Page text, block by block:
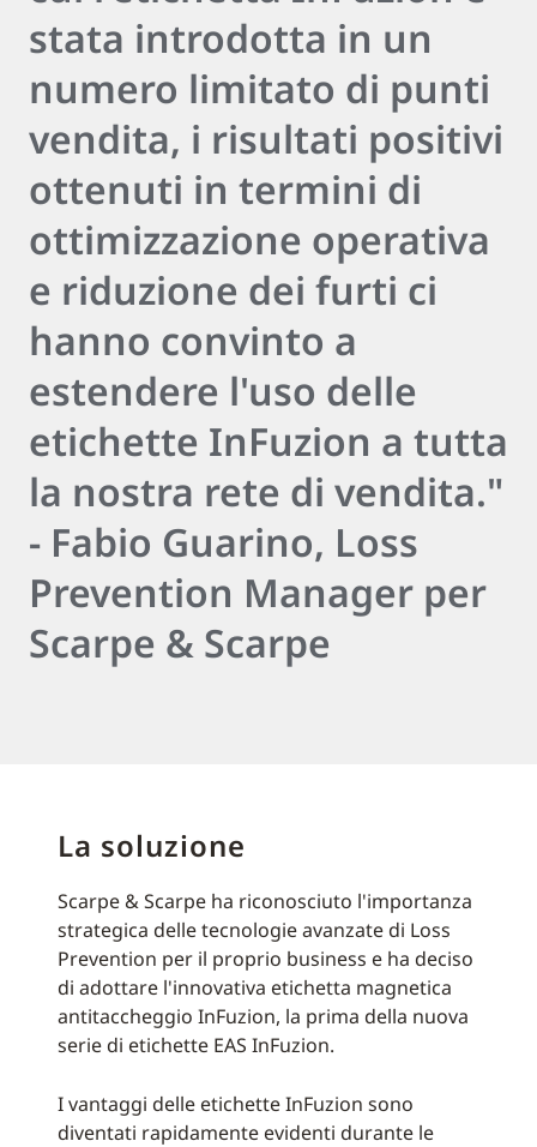
stata introdotta in un
numero limitato di punti
vendita, i risultati positivi
ottenuti in termini di
ottimizzazione operativa
e riduzione dei furti ci
hanno convinto a
estendere l'uso delle
etichette InFuzion a tutta
la nostra rete di vendita."
- Fabio Guarino, Loss
Prevention Manager per
Scarpe & Scarpe
La soluzione
Scarpe & Scarpe ha riconosciuto l'importanza
strategica delle tecnologie avanzate di Loss
Prevention per il proprio business e ha deciso
di adottare l'innovativa etichetta magnetica
antitaccheggio InFuzion, la prima della nuova
serie di etichette EAS InFuzion.
I vantaggi delle etichette InFuzion sono
diventati rapidamente evidenti durante le